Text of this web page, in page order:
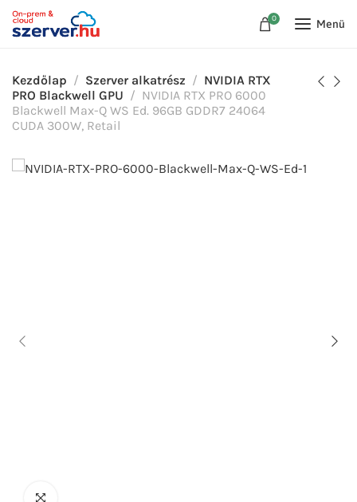
0 Menü
Kezdőlap Szerver alkatrész
NVIDIA RTX
PRO Blackwell GPU
NVIDIA RTX PRO 6000
Blackwell Max-Q WS Ed. 96GB GDDR7 24064
CUDA 300W, Retail